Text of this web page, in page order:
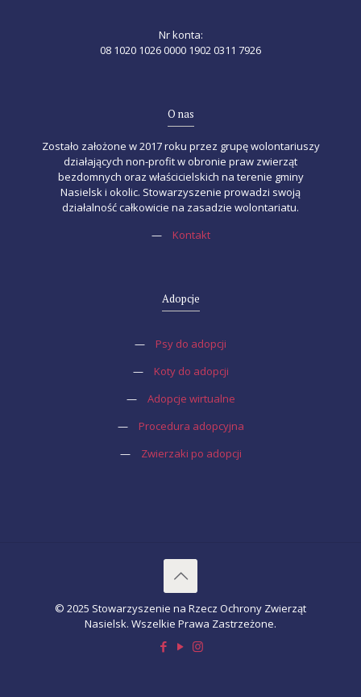
Nr konta:
08 1020 1026 0000 1902 0311 7926
O nas
Zostało założone w 2017 roku przez grupę wolontariuszy
działających non-profit w obronie praw zwierząt
bezdomnych oraz właścicielskich na terenie gminy
Nasielsk i okolic. Stowarzyszenie prowadzi swoją
działalność całkowicie na zasadzie wolontariatu.
—
Kontakt
Adopcje
—
Psy do adopcji
—
Koty do adopcji
—
Adopcje wirtualne
—
Procedura adopcyjna
—
Zwierzaki po adopcji
© 2025 Stowarzyszenie na Rzecz Ochrony Zwierząt
Nasielsk. Wszelkie Prawa Zastrzeżone.